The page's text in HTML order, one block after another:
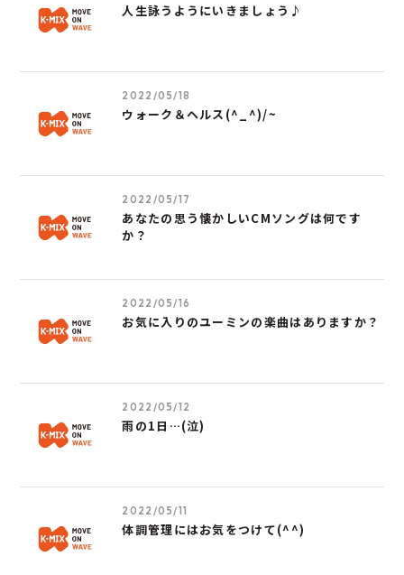
人生詠うようにいきましょう♪
2022/05/18
ウォーク＆ヘルス(^_^)/~
2022/05/17
あなたの思う懐かしいCMソングは何です
か？
2022/05/16
お気に入りのユーミンの楽曲はありますか？
2022/05/12
雨の1日…(泣)
2022/05/11
体調管理にはお気をつけて(^^)